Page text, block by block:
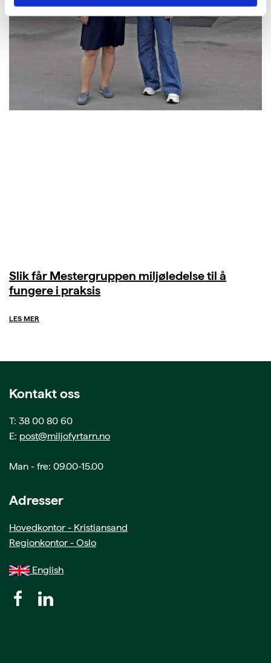
Slik får Mestergruppen miljøledelse til å
fungere i praksis
LES MER
Kontakt oss
T: 38 00 80 60
E: post@miljofyrtarn.no
Man - fre: 09.00-15.00
Adresser
Hovedkontor - Kristiansand
Regionkontor - Oslo
English